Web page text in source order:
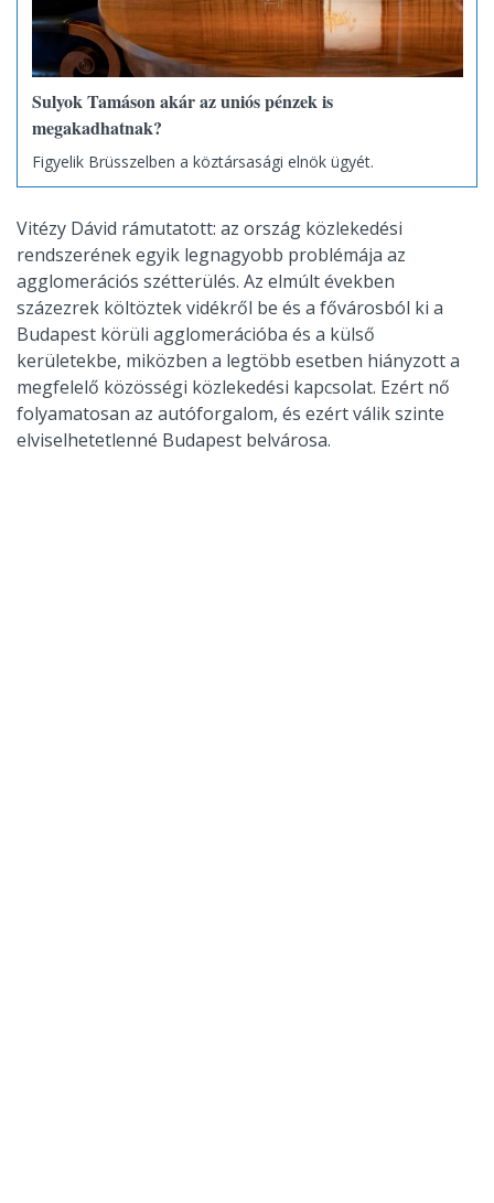
Sulyok Tamáson akár az uniós pénzek is
megakadhatnak?
Figyelik Brüsszelben a köztársasági elnök ügyét.
Vitézy Dávid rámutatott: az ország közlekedési
rendszerének egyik legnagyobb problémája az
agglomerációs szétterülés. Az elmúlt években
százezrek költöztek vidékről be és a fővárosból ki a
Budapest körüli agglomerációba és a külső
kerületekbe, miközben a legtöbb esetben hiányzott a
megfelelő közösségi közlekedési kapcsolat. Ezért nő
folyamatosan az autóforgalom, és ezért válik szinte
elviselhetetlenné Budapest belvárosa.